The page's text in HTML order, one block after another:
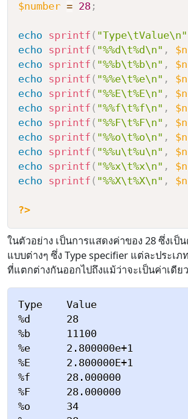
$number = 28;
echo sprintf ( "Type\tValue\n"
echo
sprintf ( "%%d\t%d\n" ,
echo
sprintf ( "%%b\t%b\n" ,
echo
sprintf ( "%%e\t%e\n" ,
echo
sprintf ( "%%E\t%E\n" ,
echo
sprintf ( "%%f\t%f\n" ,
echo
sprintf ( "%%F\t%F\n" ,
echo
sprintf ( "%%o\t%o\n" ,
echo
sprintf ( "%%u\t%u\n" ,
echo
sprintf ( "%%x\t%x\n" ,
echo
sprintf ( "%%X\t%X\n" ,
?>
ในตัวอย่าง เป็นการแสดงค่าของ 28 ซึ่งเป็
แบบต่างๆ ซึ่ง Type specifier แต่ละประเ
ที่แตกต่างกันออกไปถึงแม้ว่าจะเป็นค่าเดีย
Type    Value
%d      28
%b      11100
%e      2.800000e+1
%E      2.800000E+1
%f      28.000000
%F      28.000000
%o      34